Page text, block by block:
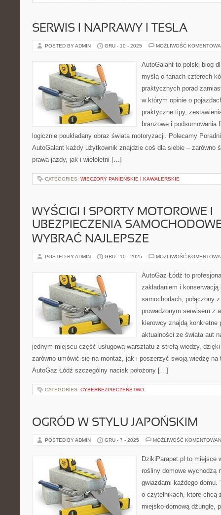
SERWIS I NAPRAWY I TESLA
POSTED BY ADMIN GRU - 10 - 2025 MOŻLIWOŚĆ
AutoGalant to polski blog
myślą o fanach czterech
praktycznych porad
w którym opinie o
praktyczne tipy,
branżowe i podsumowania
logicznie poukładany obraz świata motoryzacji. Polecamy
AutoGalant każdy użytkownik znajdzie coś dla siebie – zarówno
prawa jazdy, jak i wieloletni […]
CATEGORIES: WIECZORY PANIEŃSKIE I KAWALERSKIE
WYŚCIGI I SPORTY MOTOROWE I
UBEZPIECZENIA
WYBRAĆ NAJLEPSZE
POSTED BY ADMIN GRU - 10 - 2025 MOŻLIWOŚĆ
AutoGaz Łódź to
zakładaniem i
samochodach, połączony
prowadzonym serwisem z
kierowcy znajdą konkretne
aktualności ze świata aut
jednym miejscu część usługową warsztatu z strefą wiedzy,
zarówno umówić się na montaż, jak i poszerzyć swoją wiedzę na
AutoGaz Łódź szczególny nacisk położony […]
CATEGORIES: CYBERBEZPIECZEŃSTWO
OGRÓD W STYLU JAPOŃSKIM
POSTED BY ADMIN GRU - 7 - 2025 MOŻLIWOŚĆ
DzikiParapet.pl to miejsce
rośliny domowe wychodzą
gwiazdami każdego
o czytelnikach, które chcą
miejsko-domową dżunglę,